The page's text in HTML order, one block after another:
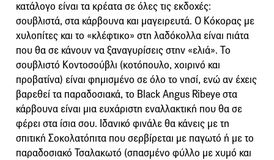
κατάλογο είναι τα κρέατα σε όλες τις εκδοχές:
σουβλιστά, στα κάρβουνα και μαγειρευτά. Ο Κόκορας με
χυλοπίτες και το «κλέφτικο» στη λαδόκολλα είναι πιάτα
που θα σε κάνουν να ξαναγυρίσεις στην «ελιά». Το
σουβλιστό Κοντοσούβλι (κοτόπουλο, χοιρινό και
προβατίνα) είναι φημισμένο σε όλο το νησί, ενώ αν έχεις
βαρεθεί τα παραδοσιακά, το Black Angus Ribeye στα
κάρβουνα είναι μια ευχάριστη εναλλακτική που θα σε
φέρει στα ίσια σου. Ιδανικό φινάλε θα κάνεις με τη
σπιτική Σοκολατόπιτα που σερβίρεται με παγωτό ή με το
παραδοσιακό Τσαλακωτό (σπασμένο φύλλο με χυμό και